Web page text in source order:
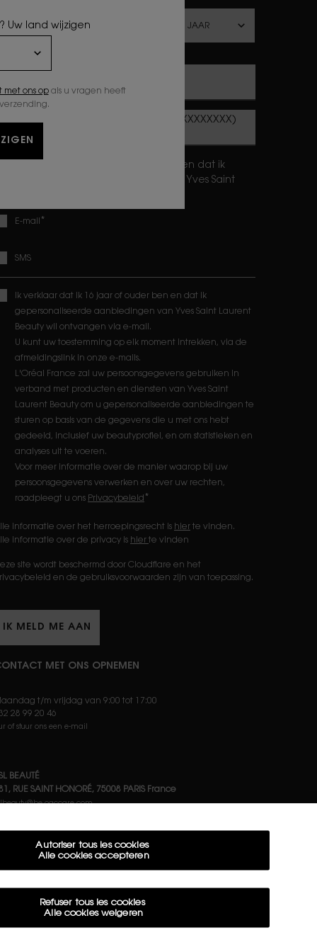
Mobiel telefoonnummer (Formaat 04XXXXXXXX)
verklaar dat ik 16 jaar of ouder ben en dat ik
aanbiedingen van Yves Saint
E-mail *
SMS
Ik verklaar dat ik 16 jaar of ouder ben en dat ik
gepersonaliseerde aanbiedingen van Yves Saint Laurent
Beauty wil ontvangen via e-mail.
U kunt uw toestemming op elk moment intrekken, via de
afmeldingslink in onze e-mails.
L'Oréal France zal uw persoonsgegevens gebruiken in
verband met producten en diensten van Yves Saint
Laurent Beauty om u gepersonaliseerde aanbiedingen te
sturen op basis van de gegevens die u met ons hebt
gedeeld, inclusief uw beautyprofiel, en om statistieken en
analyses uit te voeren.
Voor meer informatie over de manier waarop bij uw
persoonsgegevens verwerken en over uw rechten,
raadpleegt u ons Privacybeleid *
informatie over het herroepingsrecht is hier te vinden.
informatie over de privacy is hier te vinden
site wordt beschermd door Cloudflare en het
en de gebruiksvoorwaarden zijn van toepassing.
IK MELD ME AAN
MET ONS OPNEMEN
t/m vrijdag van 9:00 tot 17:00
28 99 20 46
of stuur ons een e-mail
BEAUTÉ
RUE SAINT HONORÉ, 75008 PARIS France
ONS
€ - BE (NL)
Refuser tous les cookies
Alle cookies weigeren
Autoriser tous les cookies
Alle cookies accepteren
Uw land wijzigen
met ons opals u vragen heeft